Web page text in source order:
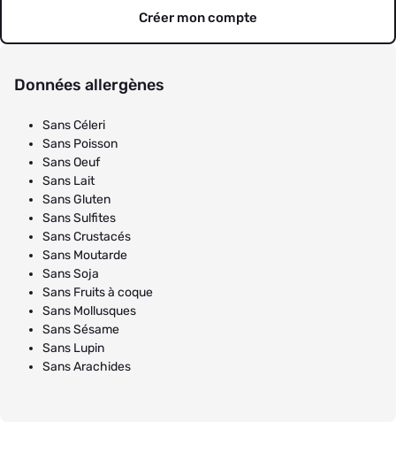
Créer mon compte
Données allergènes
Sans Céleri
Sans Poisson
Sans Oeuf
Sans Lait
Sans Gluten
Sans Sulfites
Sans Crustacés
Sans Moutarde
Sans Soja
Sans Fruits à coque
Sans Mollusques
Sans Sésame
Sans Lupin
Sans Arachides